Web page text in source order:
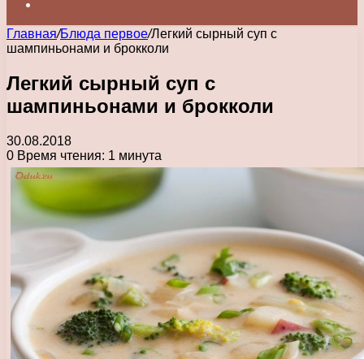
Главная/Блюда первое/Легкий сырный суп с
шампиньонами и брокколи
Легкий сырный суп с
шампиньонами и брокколи
30.08.2018
0 Время чтения: 1 минута